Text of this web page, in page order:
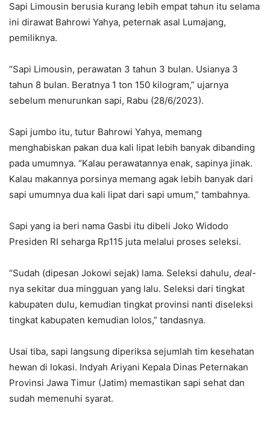
Sapi Limousin berusia kurang lebih empat tahun itu selama
ini dirawat Bahrowi Yahya, peternak asal Lumajang,
pemiliknya.
“Sapi Limousin, perawatan 3 tahun 3 bulan. Usianya 3
tahun 8 bulan. Beratnya 1 ton 150 kilogram,” ujarnya
sebelum menurunkan sapi, Rabu (28/6/2023).
Sapi jumbo itu, tutur Bahrowi Yahya, memang
menghabiskan pakan dua kali lipat lebih banyak dibanding
pada umumnya. “Kalau perawatannya enak, sapinya jinak.
Kalau makannya porsinya memang agak lebih banyak dari
sapi umumnya dua kali lipat dari sapi umum,” tambahnya.
Sapi yang ia beri nama Gasbi itu dibeli Joko Widodo
Presiden RI seharga Rp115 juta melalui proses seleksi.
“Sudah (dipesan Jokowi sejak) lama. Seleksi dahulu, deal-
nya sekitar dua mingguan yang lalu. Seleksi dari tingkat
kabupaten dulu, kemudian tingkat provinsi nanti diseleksi
tingkat kabupaten kemudian lolos,” tandasnya.
Usai tiba, sapi langsung diperiksa sejumlah tim kesehatan
hewan di lokasi. Indyah Ariyani Kepala Dinas Peternakan
Provinsi Jawa Timur (Jatim) memastikan sapi sehat dan
sudah memenuhi syarat.